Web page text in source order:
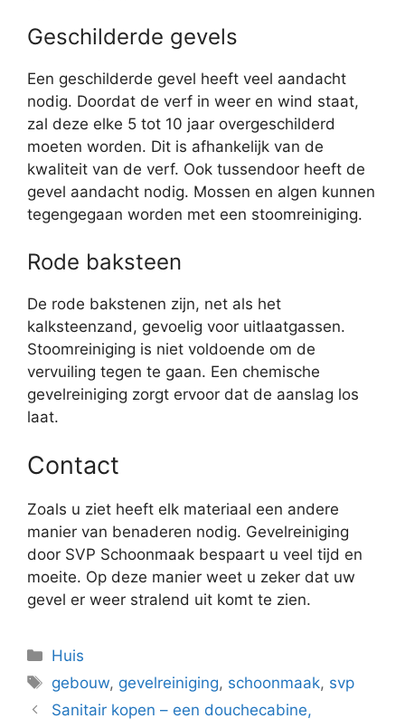
Geschilderde gevels
Een geschilderde gevel heeft veel aandacht
nodig. Doordat de verf in weer en wind staat,
zal deze elke 5 tot 10 jaar overgeschilderd
moeten worden. Dit is afhankelijk van de
kwaliteit van de verf. Ook tussendoor heeft de
gevel aandacht nodig. Mossen en algen kunnen
tegengegaan worden met een stoomreiniging.
Rode baksteen
De rode bakstenen zijn, net als het
kalksteenzand, gevoelig voor uitlaatgassen.
Stoomreiniging is niet voldoende om de
vervuiling tegen te gaan. Een chemische
gevelreiniging zorgt ervoor dat de aanslag los
laat.
Contact
Zoals u ziet heeft elk materiaal een andere
manier van benaderen nodig. Gevelreiniging
door SVP Schoonmaak bespaart u veel tijd en
moeite. Op deze manier weet u zeker dat uw
gevel er weer stralend uit komt te zien.
Categorieën
Huis
Tags
gebouw, gevelreiniging, schoonmaak, svp
Sanitair kopen – een douchecabine,